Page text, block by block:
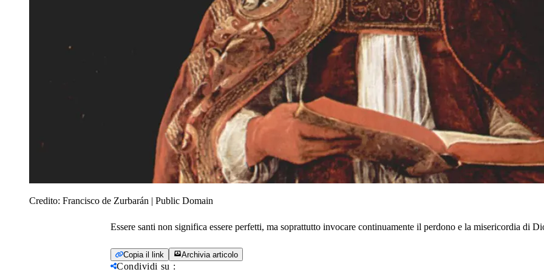
Credito: Francisco de Zurbarán | Public Domain
Essere santi non significa essere perfetti, ma soprattutto invocare continuamente il perdono e la misericordia di
Copia il link Archivia articolo
Condividi su :